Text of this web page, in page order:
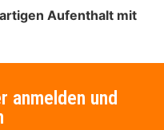
Aufenthalt mit
und